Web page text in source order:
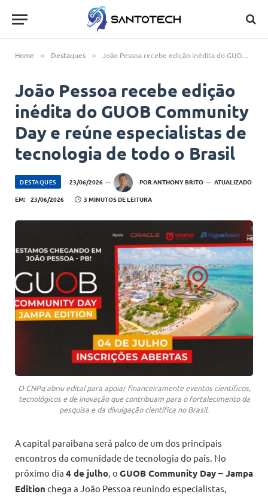
Home » Destaques » João Pessoa recebe edição inédita do GUOB Community Day e reúne especialistas de tecnologia de todo o Brasil
João Pessoa recebe edição
inédita do GUOB Community
Day e reúne especialistas de
tecnologia de todo o Brasil
DESTAQUES 23/06/2026 POR ANTHONY BRITO
ATUALIZADO
EM: 23/06/2026 3 MINUTOS DE LEITURA
O CNPq abriu edital para apoiar financeiramente eventos científicos,
tecnológicos e de inovação que contribuam para o fortalecimento da
pesquisa e da divulgação científica no Brasil.
A capital paraibana será palco de um dos principais
encontros da comunidade de tecnologia do país. No
próximo dia 4 de julho, o GUOB Community Day – Jampa
Edition chega a João Pessoa reunindo especialistas,